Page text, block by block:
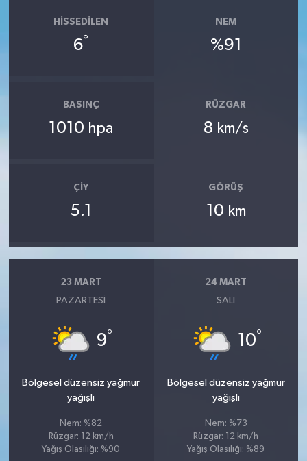
HISSEDILEN
6°
NEM
%91
BASINÇ
1010 hpa
RÜZGAR
8 km/s
ÇIY
5.1
GÖRÜŞ
10 km
23 MART
PAZARTESI
9°
Bölgesel düzensiz yağmur
yağışlı
Nem: %82
Rüzgar: 12 km/h
Yağış Olasılığı: %90
24 MART
SALI
10°
Bölgesel düzensiz yağmur
yağışlı
Nem: %73
Rüzgar: 12 km/h
Yağış Olasılığı: %89